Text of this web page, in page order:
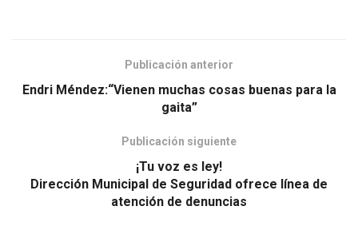
Publicación anterior
Endri Méndez:“Vienen muchas cosas buenas para la
gaita”
Publicación siguiente
¡Tu voz es ley!
Dirección Municipal de Seguridad ofrece línea de
atención de denuncias